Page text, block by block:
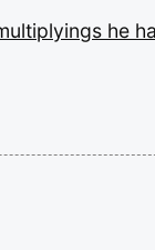
he